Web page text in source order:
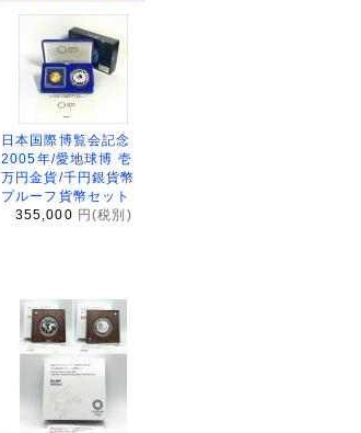
日本国際博覧会記念
2005年/愛地球博 壱
万円金貨/千円銀貨幣
プルーフ貨幣セット
355,000 円(税別)